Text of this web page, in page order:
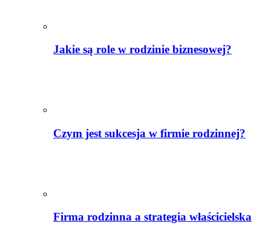
Jakie są role w rodzinie biznesowej?
Czym jest sukcesja w firmie rodzinnej?
Firma rodzinna a strategia właścicielska